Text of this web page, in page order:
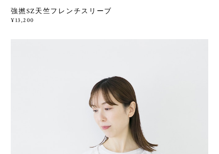
強撚SZ天竺フレンチスリーブ
¥13,200